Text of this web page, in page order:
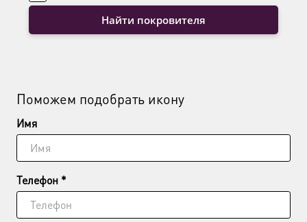
Найти покровителя
Поможем подобрать икону
Имя
Телефон *